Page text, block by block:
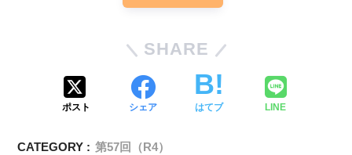
SHARE
ポスト シェア はてブ LINE
CATEGORY : 第57回（R4）